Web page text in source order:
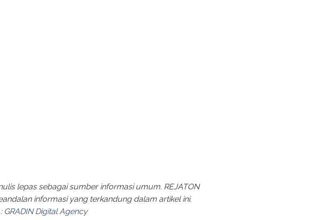
lepas sebagai sumber informasi umum. REJATON
informasi yang terkandung dalam artikel ini.
GRADIN Digital Agency